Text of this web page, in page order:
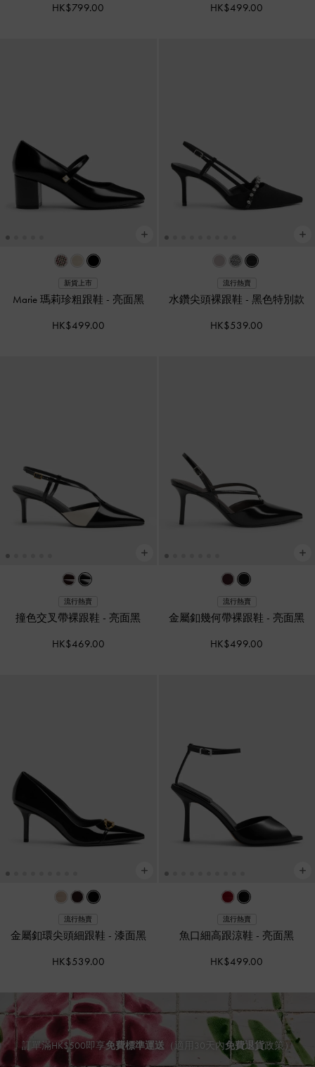
HK$799.00 HK$499.00
新貨上市
Marie 瑪莉珍粗跟鞋 - 亮面黑
HK$499.00
流行熱賣
水鑽尖頭裸跟鞋 -黑色特別款
HK$539.00
流行熱賣
撞色交叉帶裸跟鞋 - 亮面黑
HK$469.00
流行熱賣
金屬釦幾何帶裸跟鞋 - 亮面黑
HK$499.00
流行熱賣
金屬釦環尖頭細跟鞋 - 漆面黑
HK$539.00
流行熱賣
魚口細高跟涼鞋 - 亮面黑
HK$499.00
訂單滿HK$500即享免費標準運送 （適用30天內免費退貨政策）